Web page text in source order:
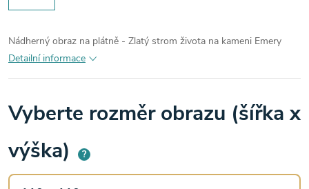
Nádherný obraz na plátně - Zlatý strom života na kameni Emery
Detailní informace
Vyberte rozměr obrazu (šířka x
výška)
?